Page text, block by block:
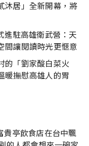
沐居」全新開幕，將
進駐高雄衛武營：天
間讓閱讀時光更愜意
的「劉家酸白菜火
暖撫慰高雄人的胃
貴亭飲食店在台中飄